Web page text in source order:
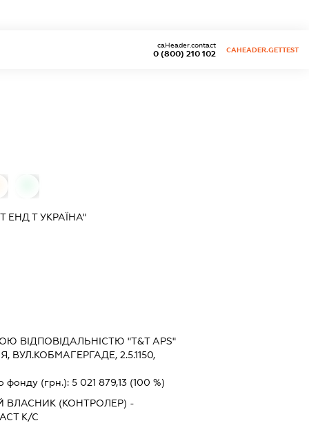
0 (800) 210 102
caHeader.contact
CAHEADER.GETTEST
ЕНД Т УКРАЇНА"
ВІДПОВІДАЛЬНІСТЮ "T&T APS"
ВУЛ.КОБМАГЕРГАДЕ, 2.5.1150,
фонду (грн.): 5 021 879,13(100 %)
ВЛАСНИК (КОНТРОЛЕР) -
К/С